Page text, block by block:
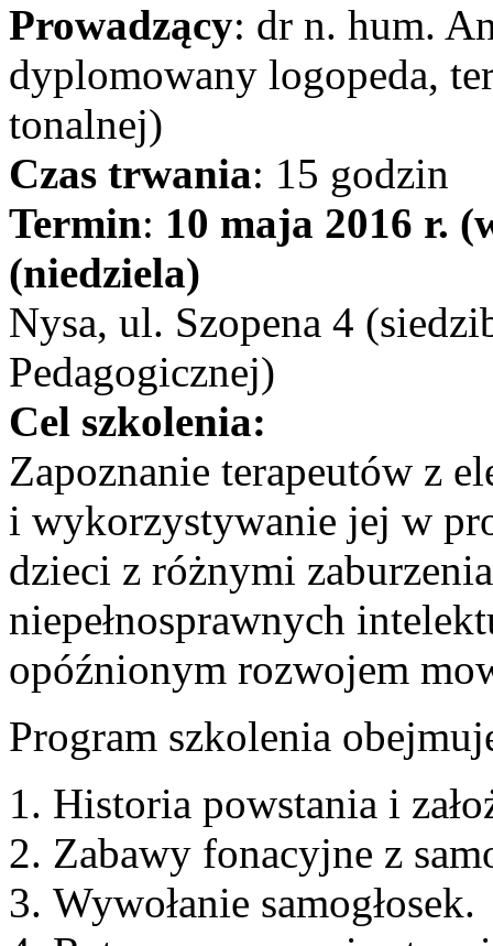
Prowadzący: dr n. hum.
dyplomowany logopeda,
tonalnej)
Czas trwania: 15 godzin
Termin: 10 maja 2016 r.
(niedziela)
Nysa, ul. Szopena 4
Pedagogicznej)
Cel szkolenia:
Zapoznanie terapeutów z
i wykorzystywanie jej w
dzieci z różnymi
niepełnosprawnych
opóźnionym rozwojem
Program szkolenia
Historia powstania i
Zabawy fonacyjne z
Wywołanie samogłosek.